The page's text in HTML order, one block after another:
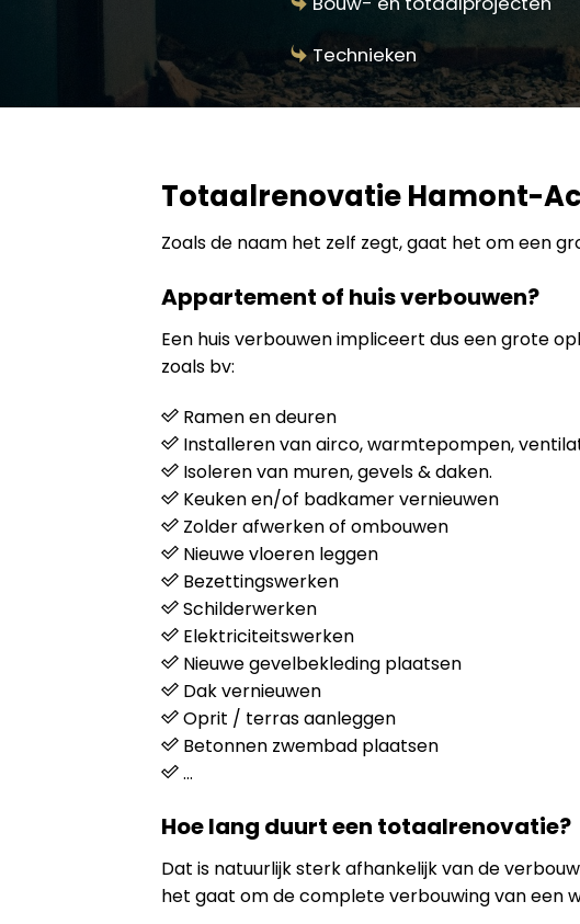
Technieken
Totaalrenovatie Hamont-
Zoals de naam het zelf zegt, gaat het om een
Appartement of huis verbouwen?
Een huis verbouwen impliceert dus een grote
zoals bv:
Ramen en deuren
Installeren van airco, warmtepompen,
Isoleren van muren, gevels & daken.
Keuken en/of badkamer vernieuwen
Zolder afwerken of ombouwen
Nieuwe vloeren leggen
Bezettingswerken
Schilderwerken
Elektriciteitswerken
Nieuwe gevelbekleding plaatsen
Dak vernieuwen
Oprit / terras aanleggen
Betonnen zwembad plaatsen
…
Hoe lang duurt een totaalrenovatie?
Dat is natuurlijk sterk afhankelijk van de
het gaat om de complete verbouwing van een